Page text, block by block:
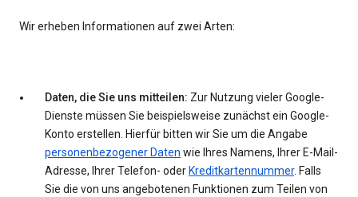
Wir erheben Informationen auf zwei Arten:
Daten, die Sie uns mitteilen: Zur Nutzung vieler Google-
Dienste müssen Sie beispielsweise zunächst ein Google-
Konto erstellen. Hierfür bitten wir Sie um die Angabe
personenbezogener Daten wie Ihres Namens, Ihrer E-Mail-
Adresse, Ihrer Telefon- oder Kreditkartennummer. Falls
Sie die von uns angebotenen Funktionen zum Teilen von